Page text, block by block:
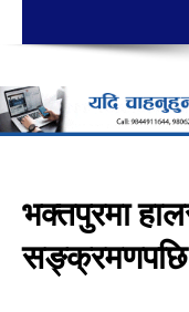
भक्तपुरमा
सङ्क्रमणपछि